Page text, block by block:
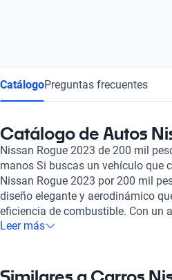
CatálogoPreguntas frecuentes
Catálogo de Autos
Nissan Rogue 2023 de 200 mil
manos Si buscas un vehículo que
Nissan Rogue 2023 por 200 mil
diseño elegante y aerodinámico
eficiencia de combustible. Con un
para quienes disfrutan de
de conectividad, garantizando que
Leer más